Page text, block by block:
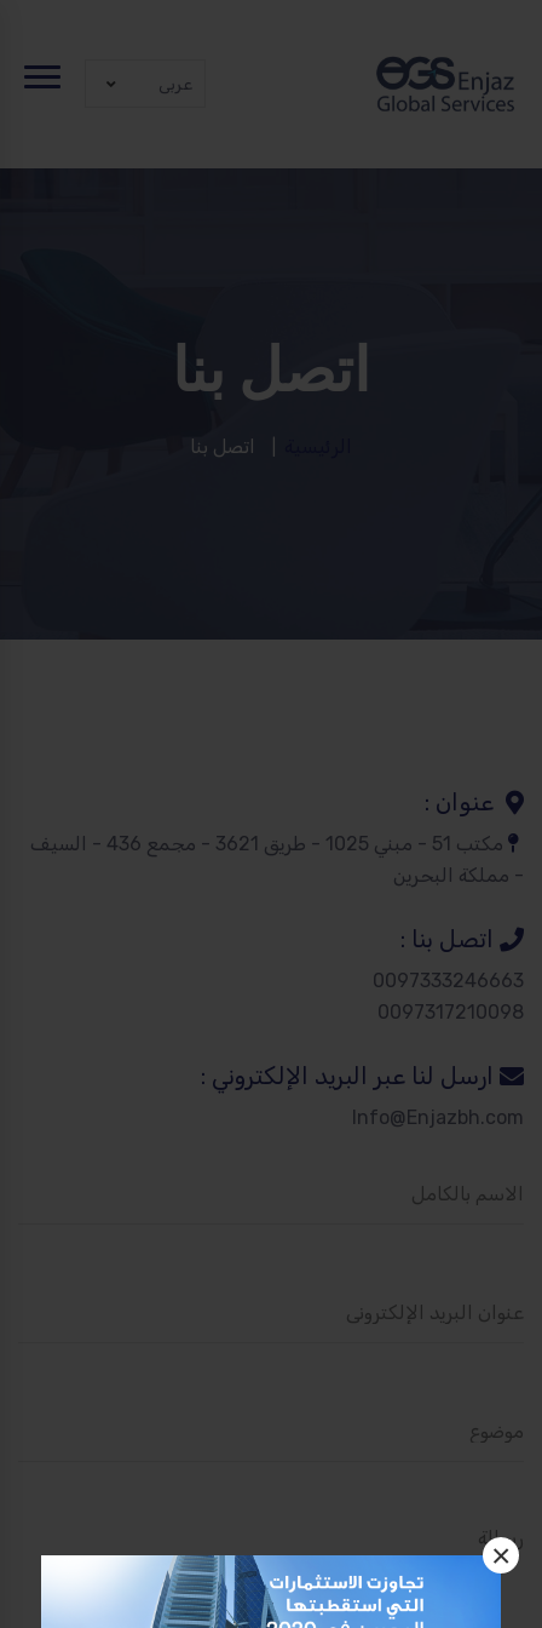
×
عربى
اتصل بنا
اتصل بنا
عنوان :
مكتب 51 - مبني 1025 - طريق 3621 - مجمع 436 - السيف
- مملكة البحرين
اتصل بنا :
0097333246663
0097317210098
ارسل لنا عبر البريد الإلكتروني :
Info@Enjazbh.com